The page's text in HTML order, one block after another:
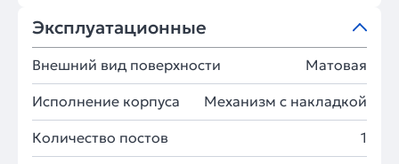
Эксплуатационные
Внешний вид поверхности Матовая
Исполнение корпуса Механизм с накладкой
Количество постов 1